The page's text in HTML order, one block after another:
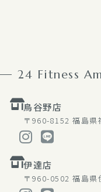
24 Fitness
鳥谷野店
〒960-8152 福島県
伊達店
〒960-0502 福島県